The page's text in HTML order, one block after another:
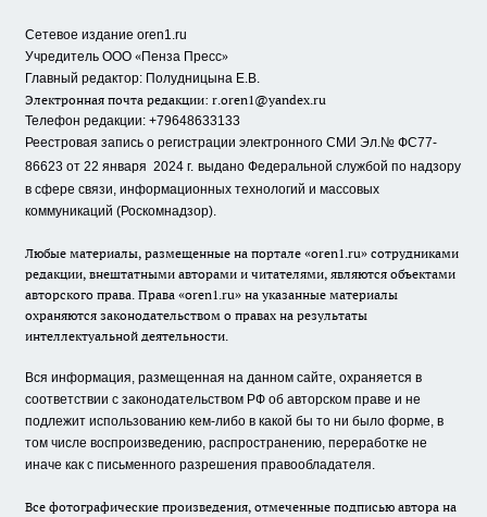
Сетевое издание oren1.ru
Учредитель ООО «Пенза Пресс»
Главный редактор: Полудницына Е.В.
Электронная почта редакции: r.oren1@yandex.ru
Телефон редакции: +79648633133
Реестровая запись о регистрации электронного СМИ Эл.№ ФС77-
86623 от 22 января 2024 г. выдано Федеральной службой по надзору
в сфере связи, информационных технологий и массовых
коммуникаций (Роскомнадзор).
Любые материалы, размещенные на портале «oren1.ru» сотрудниками
редакции, внештатными авторами и читателями, являются объектами
авторского права. Права «oren1.ru» на указанные материалы
охраняются законодательством о правах на результаты
интеллектуальной деятельности.
Вся информация, размещенная на данном сайте, охраняется в
соответствии с законодательством РФ об авторском праве и не
подлежит использованию кем-либо в какой бы то ни было форме, в
том числе воспроизведению, распространению, переработке не
иначе как с письменного разрешения правообладателя.
Все фотографические произведения, отмеченные подписью автора на